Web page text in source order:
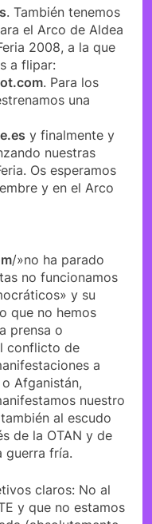
. También tenemos
el Arco de Aldea
2008, a la que
a flipar:
. Para los
una
y finalmente y
nuestras
Os esperamos
y en el Arco
/»no ha parado
no funcionamos
y su
que no hemos
prensa o
conflicto de
a
Afganistán,
nuestro
al escudo
de la OTAN y de
guerra fría.
claros: No al
y que no estamos